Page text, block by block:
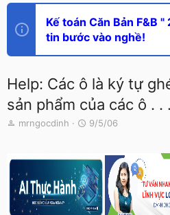
Kế toán Căn Bản F&B
tin bước vào nghề!
Help: Các ô là ký tự
sản phẩm của các ô . . .
T
e
a
d
s
mrngocdinh
N
y
g
ử
i
9/5/06